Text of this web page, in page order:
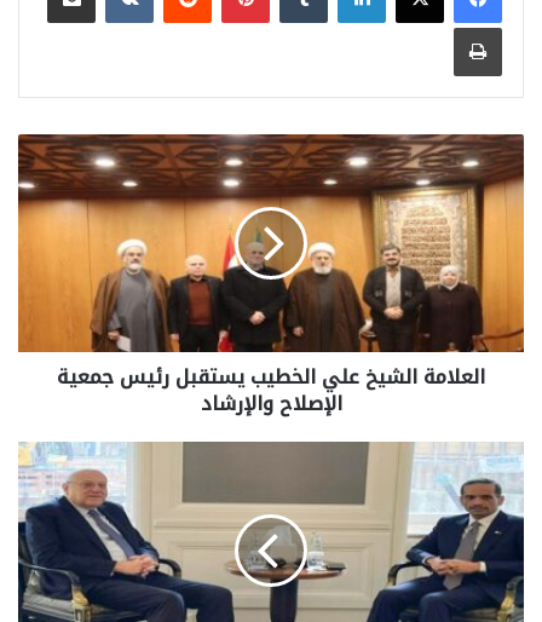
طباعة
العلامة الشيخ علي الخطيب يستقبل رئيس جمعية
الإصلاح والإرشاد